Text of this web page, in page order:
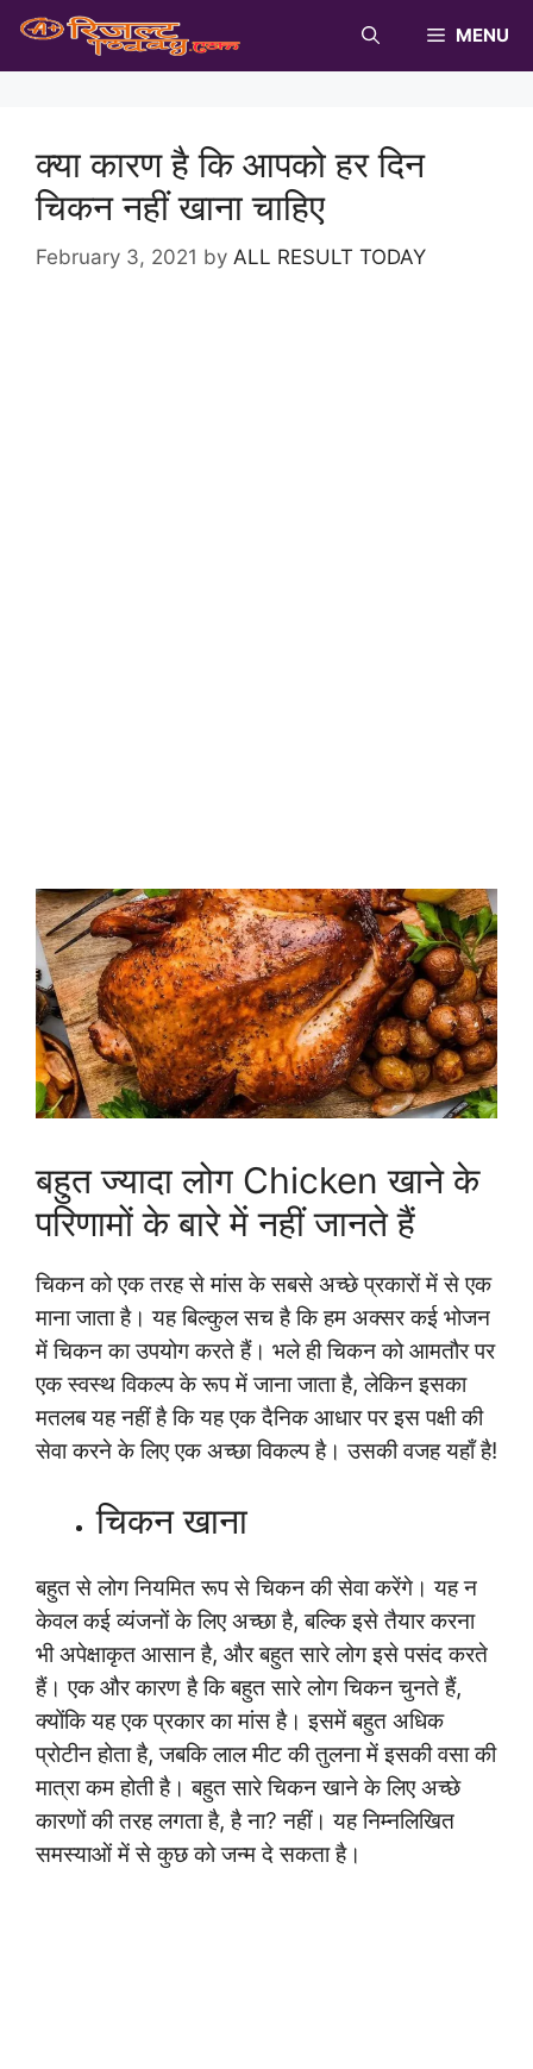
Skip
content
MENU
क्या कारण है कि आपको हर दिन
चिकन नहीं खाना चाहिए
February 3, 2021 by ALL RESULT TODAY
बहुत ज्यादा लोग Chicken खाने के
परिणामों के बारे में नहीं जानते हैं
चिकन को एक तरह से मांस के सबसे अच्छे प्रकारों में से एक
माना जाता है। यह बिल्कुल सच है कि हम अक्सर कई भोजन
में चिकन का उपयोग करते हैं। भले ही चिकन को आमतौर पर
एक स्वस्थ विकल्प के रूप में जाना जाता है, लेकिन इसका
मतलब यह नहीं है कि यह एक दैनिक आधार पर इस पक्षी की
सेवा करने के लिए एक अच्छा विकल्प है। उसकी वजह यहाँ है!
चिकन खाना
बहुत से लोग नियमित रूप से चिकन की सेवा करेंगे। यह न
केवल कई व्यंजनों के लिए अच्छा है, बल्कि इसे तैयार करना
भी अपेक्षाकृत आसान है, और बहुत सारे लोग इसे पसंद करते
हैं। एक और कारण है कि बहुत सारे लोग चिकन चुनते हैं,
क्योंकि यह एक प्रकार का मांस है। इसमें बहुत अधिक
प्रोटीन होता है, जबकि लाल मीट की तुलना में इसकी वसा की
मात्रा कम होती है। बहुत सारे चिकन खाने के लिए अच्छे
कारणों की तरह लगता है, है ना? नहीं। यह निम्नलिखित
समस्याओं में से कुछ को जन्म दे सकता है।